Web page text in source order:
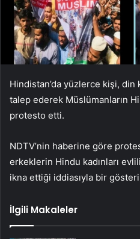
Hindistan’da yüzlerce kişi, din
talep ederek Müslümanların
protesto etti.
NDTV’nin haberine göre
erkeklerin Hindu kadınları
ikna ettiği iddiasıyla bir
İlgili Makaleler